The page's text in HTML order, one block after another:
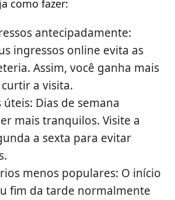
como fazer:
antecipadamente:
ingressos online evita as
Assim, você ganha mais
a visita.
úteis: Dias de semana
mais tranquilos. Visite a
a sexta para evitar
menos populares: O início
fim da tarde normalmente